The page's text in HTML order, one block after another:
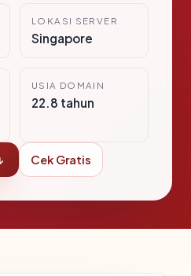
LOKASI SERVER
Singapore
USIA DOMAIN
22.8 tahun
Cek Gratis